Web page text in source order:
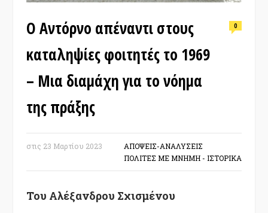
Ο Αντόρνο απέναντι στους
καταληψίες φοιτητές το 1969
– Μια διαμάχη για το νόημα
της πράξης
0
στις 23 Μαρτίου 2023
ΑΠΟΨΕΙΣ-ΑΝΑΛΥΣΕΙΣ
ΠΟΛΙΤΕΣ ΜΕ ΜΝΗΜΗ - ΙΣΤΟΡΙΚΑ
Του Αλέξανδρου Σχισμένου